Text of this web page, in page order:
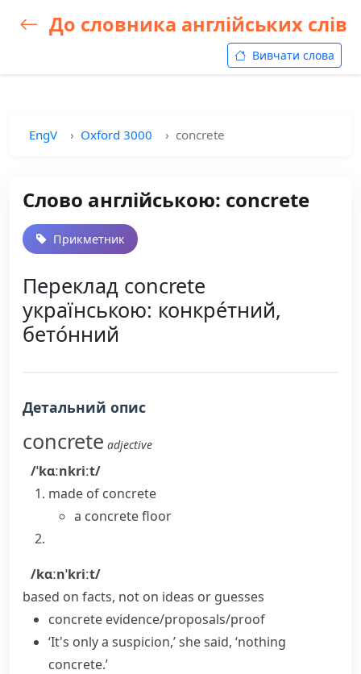
До словника англійських слів
Вивчати слова
EngV Oxford 3000 concrete
Слово англійською: concrete
Прикметник
Переклад concrete
українською: конкре́тний,
бето́нний
Детальний опис
concrete adjective
/ˈkɑːnkriːt/
made of concrete
a concrete floor
/kɑːnˈkriːt/
based on facts, not on ideas or guesses
concrete evidence/proposals/proof
‘It's only a suspicion,’ she said, ‘nothing
concrete.’